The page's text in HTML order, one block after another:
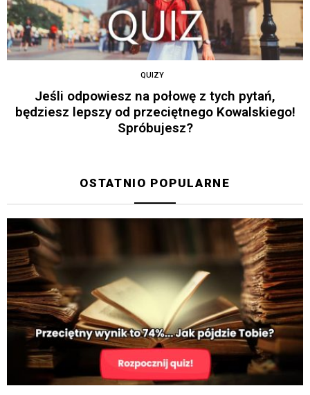
QUIZY
Jeśli odpowiesz na połowę z tych pytań,
będziesz lepszy od przeciętnego Kowalskiego!
Spróbujesz?
OSTATNIO POPULARNE